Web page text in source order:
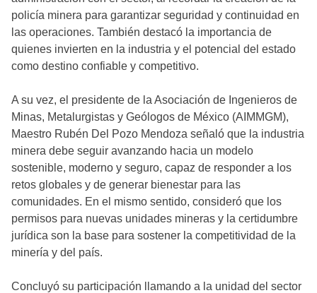
policía minera para garantizar seguridad y continuidad en
las operaciones. También destacó la importancia de
quienes invierten en la industria y el potencial del estado
como destino confiable y competitivo.
A su vez, el presidente de la Asociación de Ingenieros de
Minas, Metalurgistas y Geólogos de México (AIMMGM),
Maestro Rubén Del Pozo Mendoza señaló que la industria
minera debe seguir avanzando hacia un modelo
sostenible, moderno y seguro, capaz de responder a los
retos globales y de generar bienestar para las
comunidades. En el mismo sentido, consideró que los
permisos para nuevas unidades mineras y la certidumbre
jurídica son la base para sostener la competitividad de la
minería y del país.
Concluyó su participación llamando a la unidad del sector